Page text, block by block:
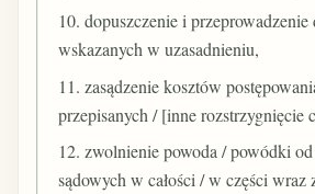
10. dopuszczenie i
wskazanych w uzasadnieniu,
11. zasądzenie kosztów
przepisanych / [inne rozstrzygnięcie
12. zwolnienie powoda / powódki
sądowych w całości / w części wraz